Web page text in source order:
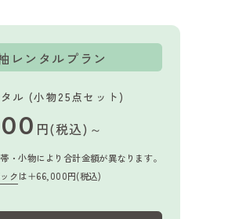
レンタルプラン
ル (小物25点セット)
円(税込)～
・小物により合計金額が異なります。
クは＋66,000円(税込)